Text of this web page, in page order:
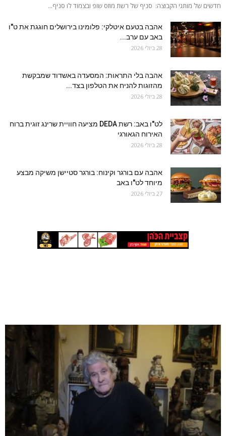
חדשים של מותגי הקבוצה: סניף של רשת מוזס שופ ובצמוד לו סניף...
אהבה בטעם איטלקי: פלומינו בירושלים חוגגת את ט"ו
באב עם ערב...
28 ביולי 2026
אהבה בלי התראות: המסעדה באשדוד שמבקשת
מהזוגות להניח את הטלפון בצד...
28 ביולי 2026
לט"ו באב: רשת DEDA מציעה חוויית שרינג זוגית ברוח
האירוח הגאורגי
28 ביולי 2026
אהבה עם בורגר וקינוח: בורגר סטיישן משיקה מבצע
מיוחד לט"ו באב
27 ביולי 2026